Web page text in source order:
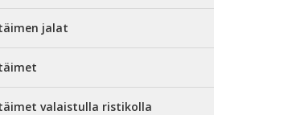
jalat
valaistulla ristikolla